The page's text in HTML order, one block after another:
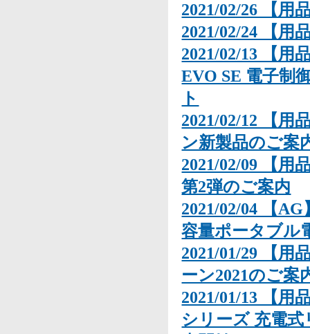
2021/02/26 【用
2021/02/24 【用
2021/02/13 【用
EVO SE 電子制
ト
2021/02/12 【用
ン新製品のご案
2021/02/09 【用
第2弾のご案内
2021/02/04 【
容量ポータブル
2021/01/29 【用
ーン2021のご案
2021/01/13 【用
シリーズ 充電